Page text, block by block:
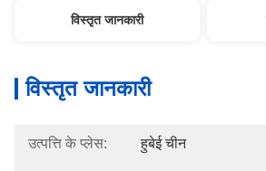
विस्तृत जानकारी
विस्तृत जानकारी
उत्पत्ति के प्लेस: हुबेई चीन